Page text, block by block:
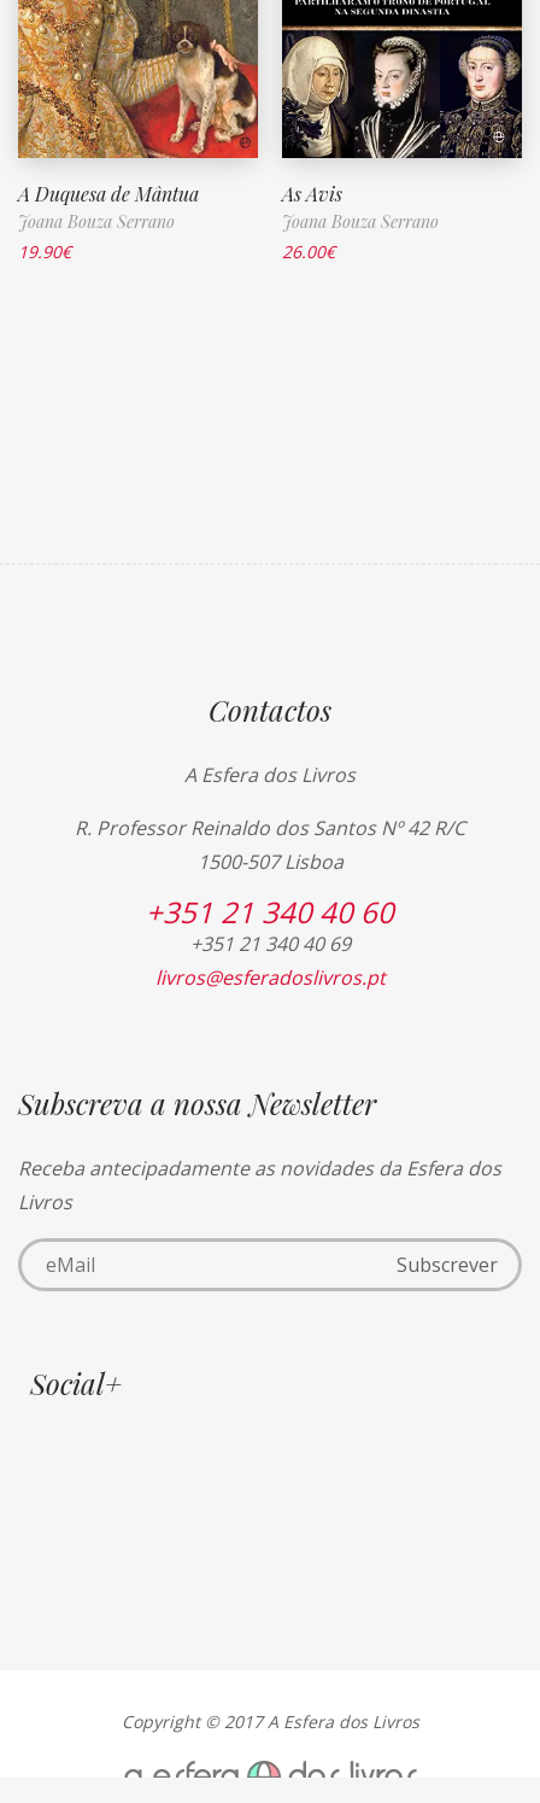
A Duquesa de Mântua
Joana Bouza Serrano
19.90€
As Avis
Joana Bouza Serrano
26.00€
Contactos
A Esfera dos Livros
R. Professor Reinaldo dos Santos Nº 42 R/C
1500-507 Lisboa
+351 21 340 40 60
+351 21 340 40 69
livros@esferadoslivros.pt
Subscreva a nossa Newsletter
Receba antecipadamente as novidades da Esfera dos
Livros
Social+
Copyright © 2017 A Esfera dos Livros